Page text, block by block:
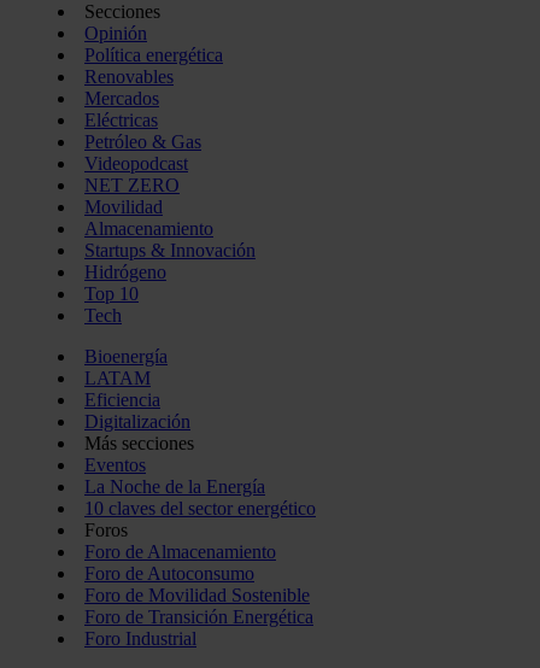
Secciones
Opinión
Política energética
Renovables
Mercados
Eléctricas
Petróleo & Gas
Videopodcast
NET ZERO
Movilidad
Almacenamiento
Startups & Innovación
Hidrógeno
Top 10
Tech
Bioenergía
LATAM
Eficiencia
Digitalización
Más secciones
Eventos
La Noche de la Energía
10 claves del sector energético
Foros
Foro de Almacenamiento
Foro de Autoconsumo
Foro de Movilidad Sostenible
Foro de Transición Energética
Foro Industrial